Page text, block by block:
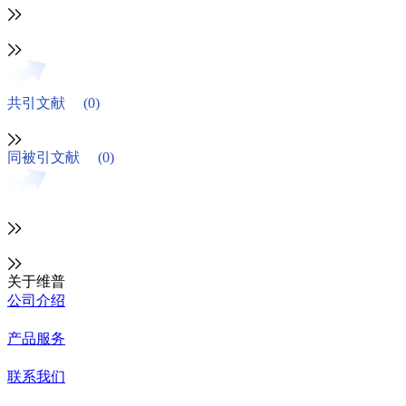
共引文献 (0)
同被引文献 (0)
关于维普
公司介绍
产品服务
联系我们